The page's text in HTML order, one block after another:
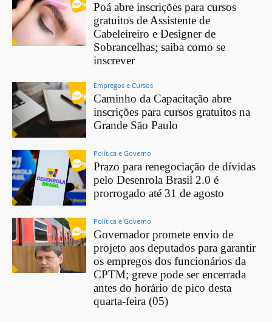
Poá abre inscrições para cursos
gratuitos de Assistente de
Cabeleireiro e Designer de
Sobrancelhas; saiba como se
inscrever
Empregos e Cursos
Caminho da Capacitação abre
inscrições para cursos gratuitos na
Grande São Paulo
Política e Governo
Prazo para renegociação de dívidas
pelo Desenrola Brasil 2.0 é
prorrogado até 31 de agosto
Política e Governo
Governador promete envio de
projeto aos deputados para garantir
os empregos dos funcionários da
CPTM; greve pode ser encerrada
antes do horário de pico desta
quarta-feira (05)